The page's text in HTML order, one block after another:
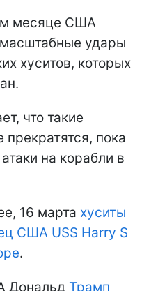
месяце США
удары
хуситов, которых
что такие
пока
на корабли в
16 марта хуситы
США USS Harry S
.
Дональд Трамп